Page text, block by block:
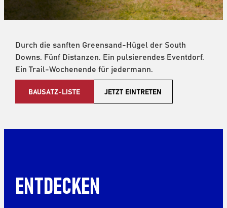
Durch die sanften Greensand-Hügel der South
Downs. Fünf Distanzen. Ein pulsierendes Eventdorf.
Ein Trail-Wochenende für jedermann.
BAUSATZ-LISTE JETZT EINTRETEN
ENTDECKEN